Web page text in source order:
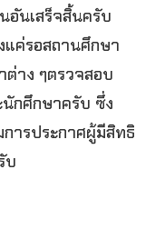
อันเสร็จสิ้นครับ
แค่รอสถานศึกษา
าง ๆตรวจสอบ
กศึกษาครับ ซึ่ง
ารประกาศผู้มีสิทธิ
บ